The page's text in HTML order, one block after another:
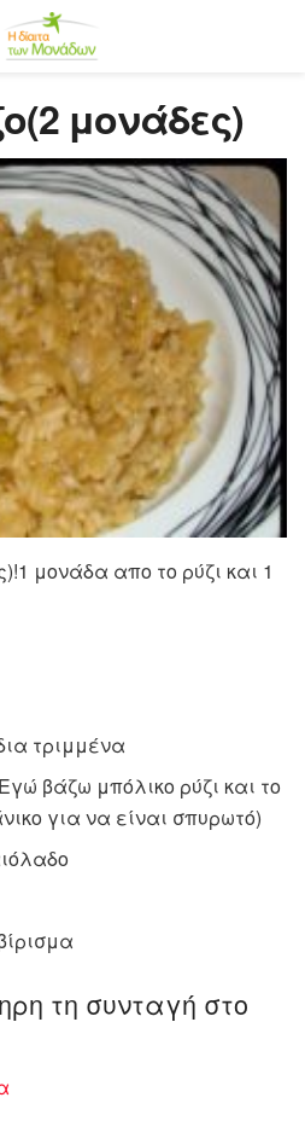
μονάδες)
μονάδα απο το ρύζι και 1
τριμμένα
βάζω μπόλικο ρύζι και το
για να είναι σπυρωτό)
τη συνταγή στο